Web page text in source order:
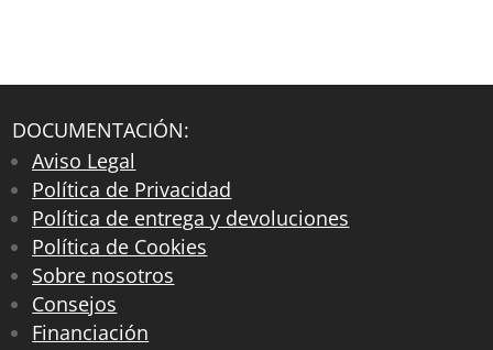
DOCUMENTACIÓN:
Aviso Legal
Política de Privacidad
Política de entrega y devoluciones
Política de Cookies
Sobre nosotros
Consejos
Financiación